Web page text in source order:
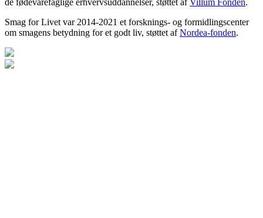
Smag for Livet var 2014-2021 et forsknings- og formidlingscenter
om smagens betydning for et godt liv, støttet afNordea-fonden.